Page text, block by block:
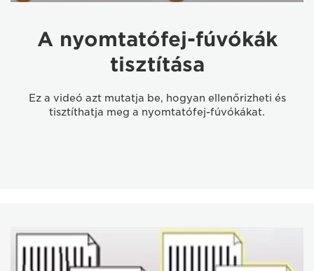
A nyomtatófej-fúvókák
tisztítása
Ez a videó azt mutatja be, hogyan ellenőrizheti és
tisztíthatja meg a nyomtatófej-fúvókákat.